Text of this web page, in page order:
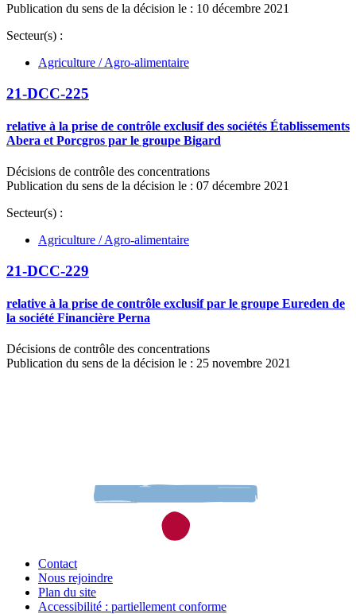
Publication du sens de la décision le : 10 décembre 2021
Secteur(s) :
Agriculture / Agro-alimentaire
21-DCC-225
relative à la prise de contrôle exclusif des sociétés Établissements
Abera et Porcgros par le groupe Bigard
Décisions de contrôle des concentrations
Publication du sens de la décision le : 07 décembre 2021
Secteur(s) :
Agriculture / Agro-alimentaire
21-DCC-229
relative à la prise de contrôle exclusif par le groupe Eureden de
la société Financière Perna
Décisions de contrôle des concentrations
Publication du sens de la décision le : 25 novembre 2021
Contact
Nous rejoindre
Plan du site
Accessibilité : partiellement conforme